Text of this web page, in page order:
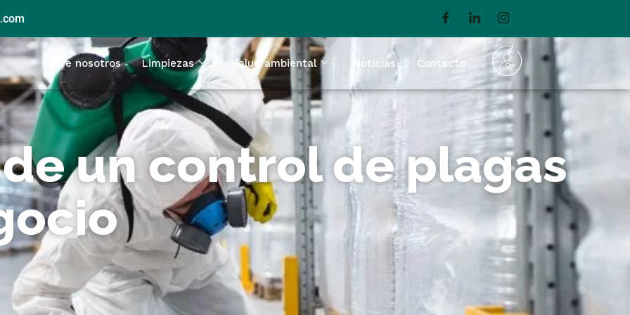
Sobre nosotros Limpiezas Salud ambiental Noticias Contacto
un control de plagas